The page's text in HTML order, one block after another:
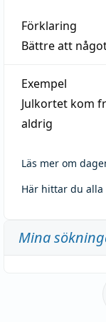
Förklaring
Bättre att
Exempel
Julkortet kom
aldrig
Läs mer om
Här hittar du
Mina